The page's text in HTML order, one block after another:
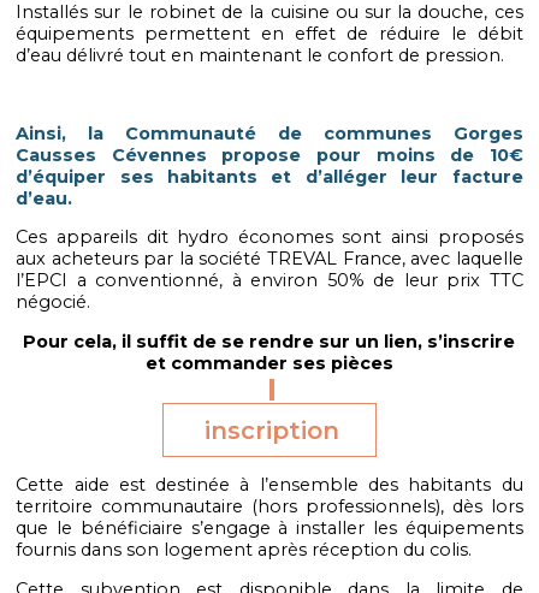
Installés sur le robinet de la cuisine ou sur la douche, ces
équipements permettent en effet de réduire le débit
d’eau délivré tout en maintenant le confort de pression.
Ainsi, la Communauté de communes Gorges
Causses Cévennes propose pour moins de 10€
d’équiper ses habitants et d’alléger leur facture
d’eau.
Ces appareils dit hydro économes sont ainsi proposés
aux acheteurs par la société TREVAL France, avec laquelle
l’EPCI a conventionné, à environ 50% de leur prix TTC
négocié.
Pour cela, il suffit de se rendre sur un lien, s’inscrire
et commander ses pièces
inscription
Cette aide est destinée à l’ensemble des habitants du
territoire communautaire (hors professionnels), dès lors
que le bénéficiaire s’engage à installer les équipements
fournis dans son logement après réception du colis.